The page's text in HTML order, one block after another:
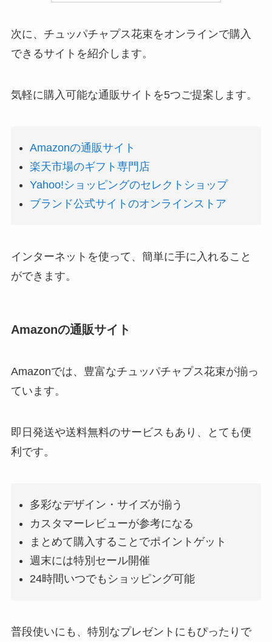
次に、チュッパチャプス花束をオンラインで購入
できるサイトを紹介します。
気軽に購入可能な通販サイトを5つご提案します。
Amazonの通販サイト
楽天市場のギフト専門店
Yahoo!ショッピングのセレクトショップ
ブランド公式サイトのオンラインストア
インターネットを使って、簡単に手に入れること
ができます。
Amazonの通販サイト
Amazonでは、豊富なチュッパチャプス花束が揃っ
ています。
即日発送や送料無料のサービスもあり、とても便
利です。
多彩なデザイン・サイズが揃う
カスタマーレビューが参考になる
まとめて購入することでポイントゲット
週末には特別セール開催
24時間いつでもショッピング可能
普段使いにも、特別なプレゼントにもぴったりで